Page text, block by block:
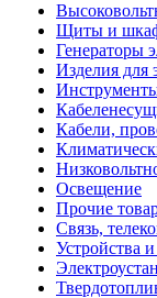
Щиты и
Генераторы
Изделия для
Кабели,
Освещение
Прочие
Связь,
Устройства